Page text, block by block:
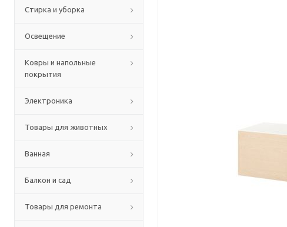
Стирка и уборка
Освещение
Ковры и напольные
покрытия
Электроника
Товары для животных
Ванная
Балкон и сад
Товары для ремонта